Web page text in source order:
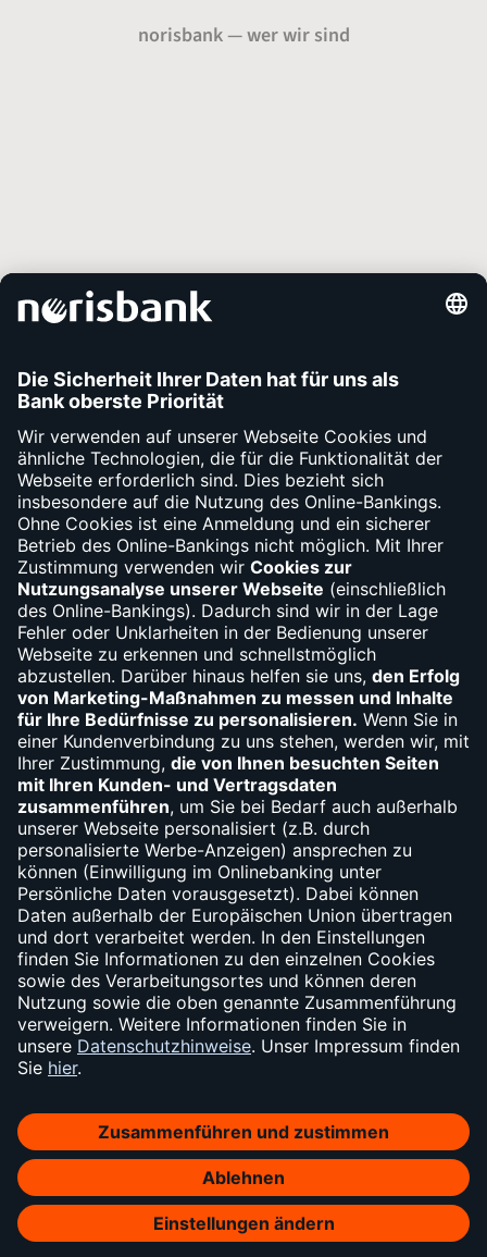
norisbank — wer wir sind
Unsere Services
Kontakt
Bargeld
Debit- und Kreditkartensperre
(030) 310-66010
Widerruf
Vertrag widerrufen
Impressum Sicherheit
Datenschutz
Cookie-Einstellungen
Barrierefreiheit
AGB
Soweit auf dieser Internetseite von der norisbank die Rede ist, bezieht sich
dies auf die Angebote der norisbank GmbH, Bundeskanzlerplatz 4, 53113
Bonn
norisbank ist ein Unternehmen derDeutsche Bank Gruppe